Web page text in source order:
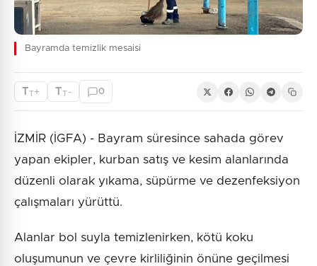
Bayramda temizlik mesaisi
TT+ TT - 0
İZMİR (İGFA) - Bayram süresince sahada görev
yapan ekipler, kurban satış ve kesim alanlarında
düzenli olarak yıkama, süpürme ve dezenfeksiyon
çalışmaları yürüttü.
Alanlar bol suyla temizlenirken, kötü koku
oluşumunun ve çevre kirliliğinin önüne geçilmesi